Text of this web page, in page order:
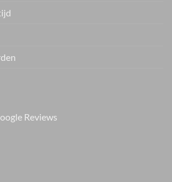
Reviews
zien — geen spam, gewoon af en toe een
ONLFREJA